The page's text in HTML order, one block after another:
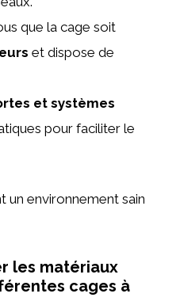
que la cage soit
et dispose de
et systèmes
pour faciliter le
un environnement sain
les matériaux
cages à